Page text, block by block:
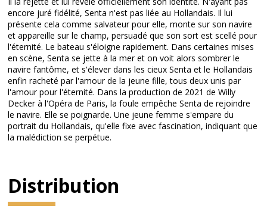
encore juré fidélité, Senta n'est pas liée au Hollandais. Il lui
présente cela comme salvateur pour elle, monte sur son navire
et appareille sur le champ, persuadé que son sort est scellé pour
l'éternité. Le bateau s'éloigne rapidement. Dans certaines mises
en scène, Senta se jette à la mer et on voit alors sombrer le
navire fantôme, et s'élever dans les cieux Senta et le Hollandais
enfin racheté par l'amour de la jeune fille, tous deux unis par
l'amour pour l'éternité. Dans la production de 2021 de Willy
Decker à l'Opéra de Paris, la foule empêche Senta de rejoindre
le navire. Elle se poignarde. Une jeune femme s'empare du
portrait du Hollandais, qu'elle fixe avec fascination, indiquant que
la malédiction se perpétue.
Distribution